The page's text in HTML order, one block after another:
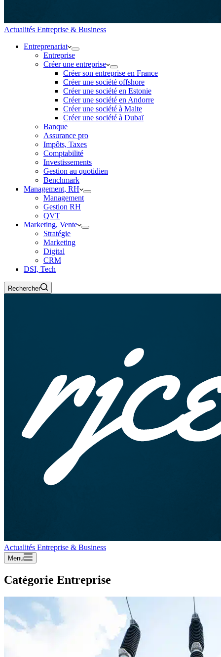
Actualités Entreprise & Business
Entreprenariat
Entreprise
Créer une entreprise
Créer son entreprise en France
Créer une société offshore
Créer une société en Estonie
Créer une société en Andorre
Créer une société à Malte
Créer une société à Dubaï
Banque
Assurance pro
Impôts, Taxes
Comptabilité
Investissements
Gestion au quotidien
Benchmark
Management, RH
Management
Gestion RH
QVT
Marketing, Vente
Stratégie
Marketing
Digital
CRM
DSI, Tech
Rechercher
Actualités Entreprise & Business
Menu
Catégorie Entreprise